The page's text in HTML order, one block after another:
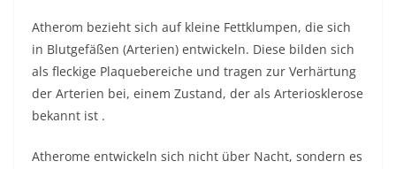
Atherom bezieht sich auf kleine Fettklumpen, die sich
in Blutgefäßen (Arterien) entwickeln. Diese bilden sich
als fleckige Plaquebereiche und tragen zur Verhärtung
der Arterien bei, einem Zustand, der als Arteriosklerose
bekannt ist .
Atherome entwickeln sich nicht über Nacht, sondern es